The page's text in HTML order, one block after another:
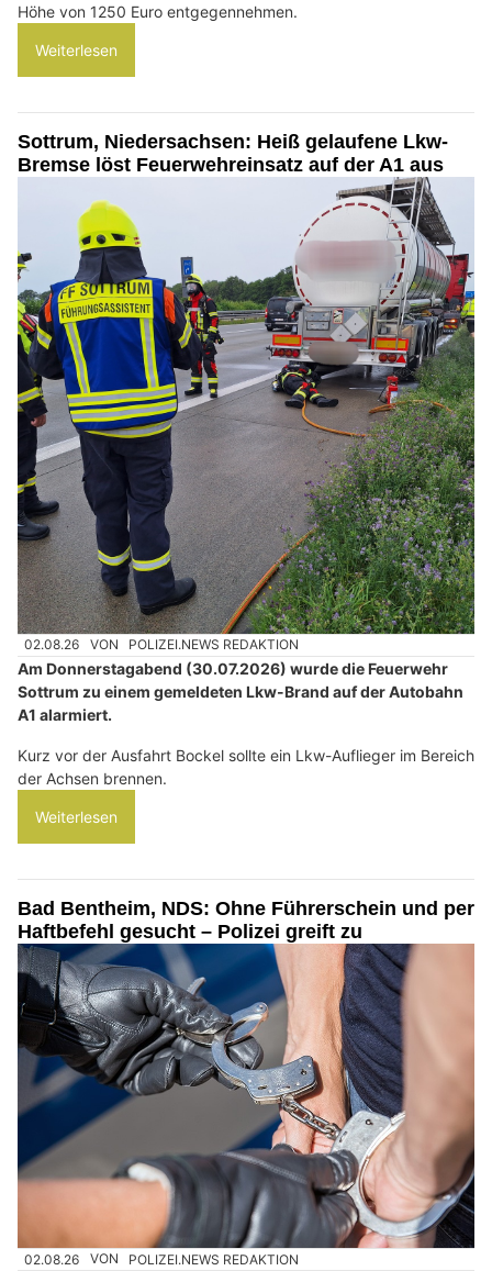
Höhe von 1250 Euro entgegennehmen.
Weiterlesen
Sottrum, Niedersachsen: Heiß gelaufene Lkw-
Bremse löst Feuerwehreinsatz auf der A1 aus
02.08.26 VON POLIZEI.NEWS REDAKTION
Am Donnerstagabend (30.07.2026) wurde die Feuerwehr
Sottrum zu einem gemeldeten Lkw-Brand auf der Autobahn
A1 alarmiert.
Kurz vor der Ausfahrt Bockel sollte ein Lkw-Auflieger im Bereich
der Achsen brennen.
Weiterlesen
Bad Bentheim, NDS: Ohne Führerschein und per
Haftbefehl gesucht – Polizei greift zu
02.08.26 VON POLIZEI.NEWS REDAKTION